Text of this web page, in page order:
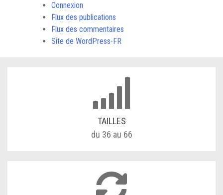
Connexion
Flux des publications
Flux des commentaires
Site de WordPress-FR
TAILLES
du 36 au 66